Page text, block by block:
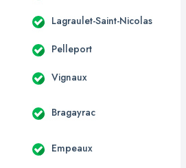
Lagraulet-Saint-Nicolas
Pelleport
Vignaux
Bragayrac
Empeaux